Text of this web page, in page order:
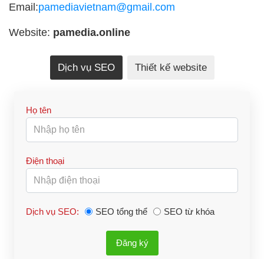
Email:pamediavietnam@gmail.com
Website: pamedia.online
Dịch vụ SEO Thiết kế website
Họ tên
Điện thoại
Dịch vụ SEO: SEO tổng thể SEO từ khóa
Đăng ký